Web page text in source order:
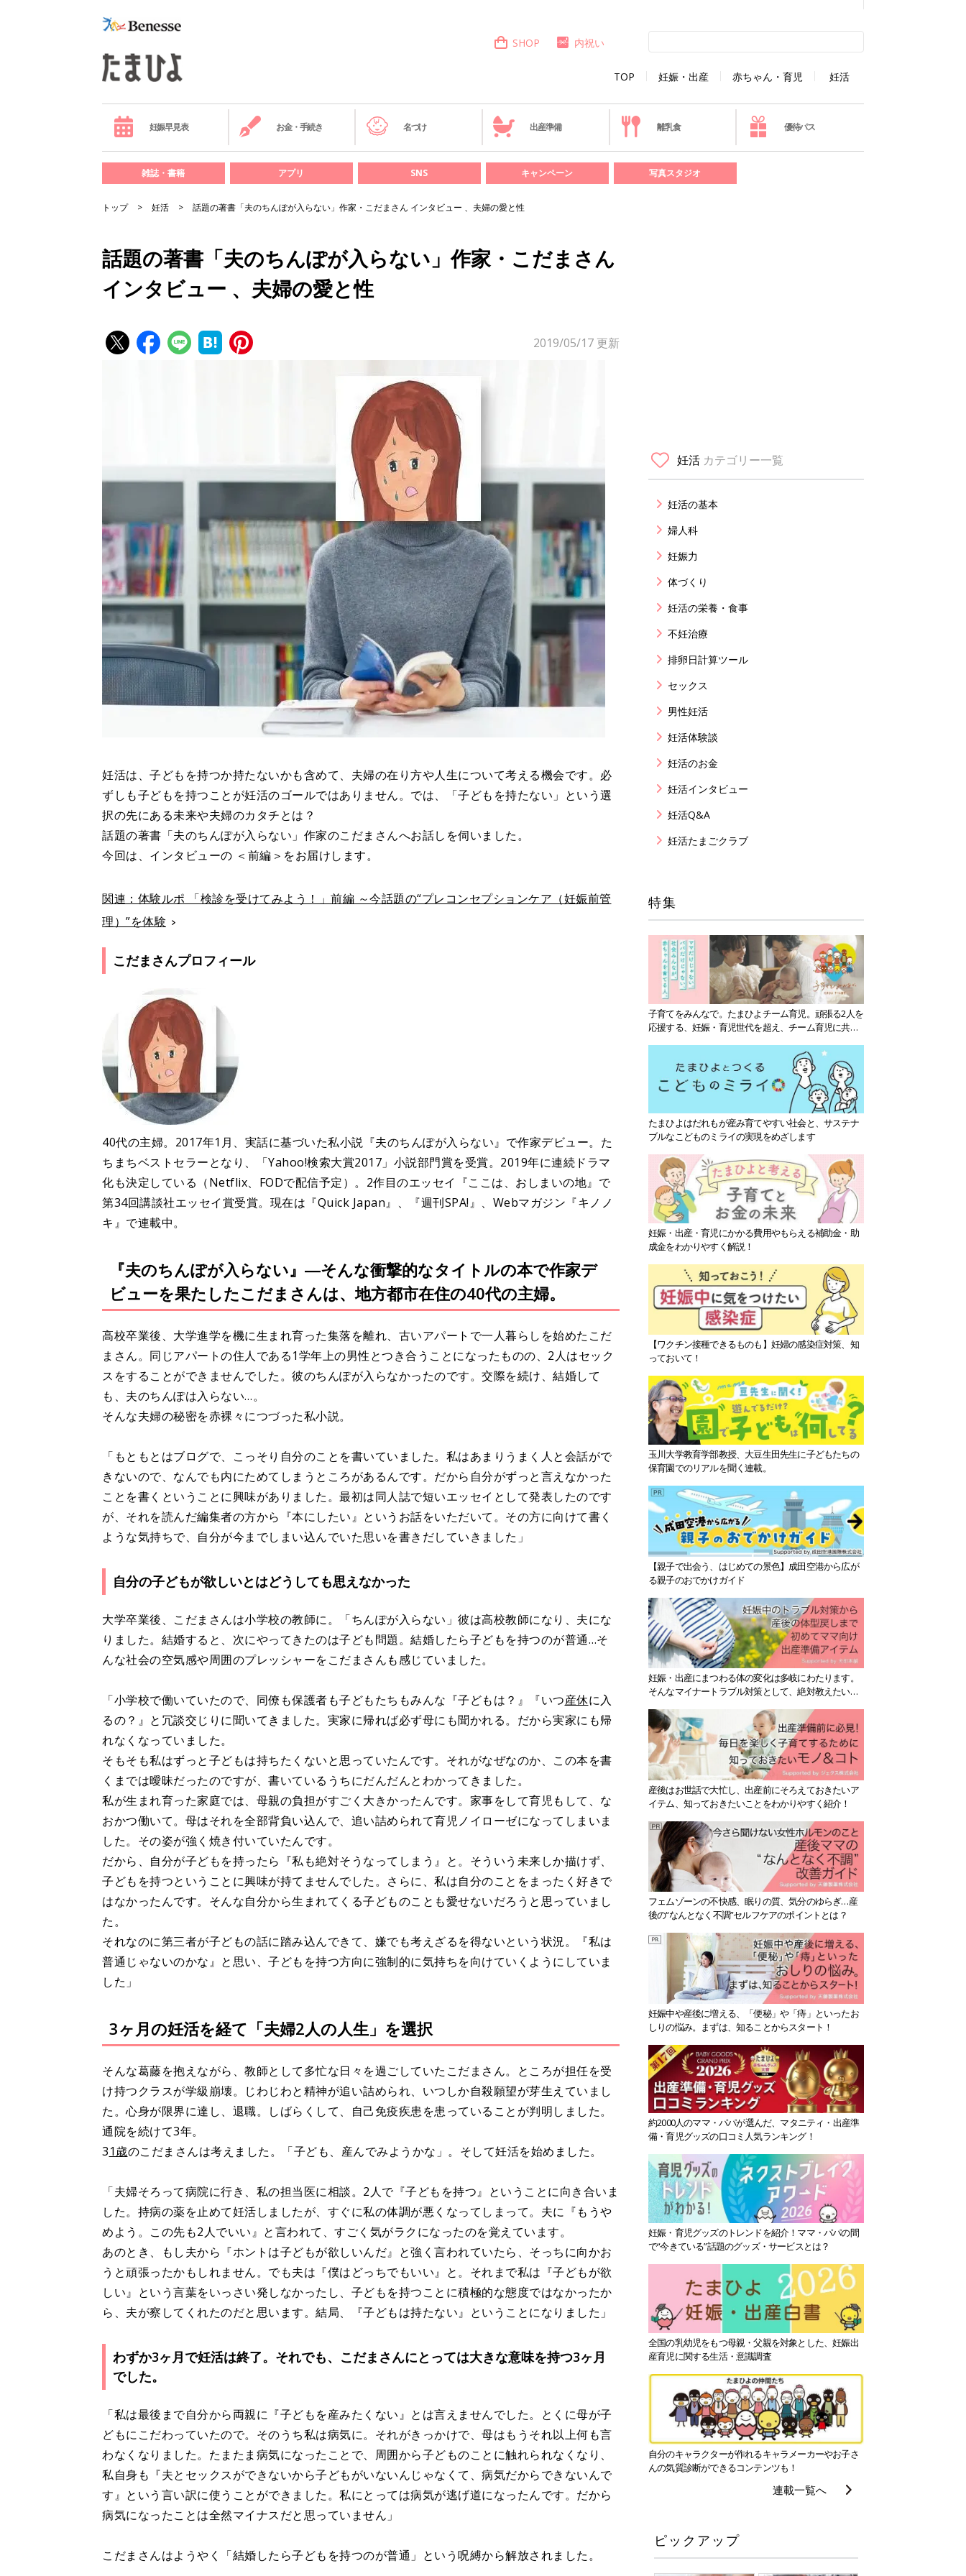
TOP 妊娠・出産 赤ちゃん・育児 妊活
SHOP 内祝い
妊娠早見表 お金・手続き 名づけ 出産準備 離乳食 優待パス
雑誌・書籍 アプリ SNS キャンペーン 写真スタジオ
トップ 妊活 話題の著書「夫のちんぽが入らない」作家・こだまさん インタビュー 、夫婦の愛と性
話題の著書「夫のちんぽが入らない」作家・こだまさん
インタビュー 、夫婦の愛と性
2019/05/17 更新
妊活は、子どもを持つか持たないかも含めて、夫婦の在り方や人生について考える機会です。必
ずしも子どもを持つことが妊活のゴールではありません。では、「子どもを持たない」という選
択の先にある未来や夫婦のカタチとは？
話題の著書「夫のちんぽが入らない」作家のこだまさんへお話しを伺いました。
今回は、インタビューの ＜前編＞をお届けします。
関連：体験ルポ 「検診を受けてみよう！」前編 ～今話題の“プレコンセプションケア（妊娠前管
理）”を体験
こだまさんプロフィール
40代の主婦。2017年1月、実話に基づいた私小説『夫のちんぽが入らない』で作家デビュー。た
ちまちベストセラーとなり、「Yahoo!検索大賞2017」小説部門賞を受賞。2019年に連続ドラマ
化も決定している（Netflix、FODで配信予定）。2作目のエッセイ『ここは、おしまいの地』で
第34回講談社エッセイ賞受賞。現在は『Quick Japan』、『週刊SPA!』、Webマガジン『キノノ
キ』で連載中。
『夫のちんぽが入らない』―そんな衝撃的なタイトルの本で作家デ
ビューを果たしたこだまさんは、地方都市在住の40代の主婦。
高校卒業後、大学進学を機に生まれ育った集落を離れ、古いアパートで一人暮らしを始めたこだ
まさん。同じアパートの住人である1学年上の男性とつき合うことになったものの、2人はセック
スをすることができませんでした。彼のちんぽが入らなかったのです。交際を続け、結婚して
も、夫のちんぽは入らない…。
そんな夫婦の秘密を赤裸々につづった私小説。
「もともとはブログで、こっそり自分のことを書いていました。私はあまりうまく人と会話がで
きないので、なんでも内にためてしまうところがあるんです。だから自分がずっと言えなかった
ことを書くということに興味がありました。最初は同人誌で短いエッセイとして発表したのです
が、それを読んだ編集者の方から『本にしたい』というお話をいただいて。その方に向けて書く
ような気持ちで、自分が今までしまい込んでいた思いを書きだしていきました」
自分の子どもが欲しいとはどうしても思えなかった
大学卒業後、こだまさんは小学校の教師に。「ちんぽが入らない」彼は高校教師になり、夫にな
りました。結婚すると、次にやってきたのは子ども問題。結婚したら子どもを持つのが普通…そ
んな社会の空気感や周囲のプレッシャーをこだまさんも感じていました。
「小学校で働いていたので、同僚も保護者も子どもたちもみんな『子どもは？』『いつ産休に入
るの？』と冗談交じりに聞いてきました。実家に帰れば必ず母にも聞かれる。だから実家にも帰
れなくなっていました。
そもそも私はずっと子どもは持ちたくないと思っていたんです。それがなぜなのか、この本を書
くまでは曖昧だったのですが、書いているうちにだんだんとわかってきました。
私が生まれ育った家庭では、母親の負担がすごく大きかったんです。家事をして育児もして、な
おかつ働いて。母はそれを全部背負い込んで、追い詰められて育児ノイローゼになってしまいま
した。その姿が強く焼き付いていたんです。
だから、自分が子どもを持ったら『私も絶対そうなってしまう』と。そういう未来しか描けず、
子どもを持つということに興味が持てませんでした。さらに、私は自分のことをまったく好きで
はなかったんです。そんな自分から生まれてくる子どものことも愛せないだろうと思っていまし
た。
それなのに第三者が子どもの話に踏み込んできて、嫌でも考えざるを得ないという状況。『私は
普通じゃないのかな』と思い、子どもを持つ方向に強制的に気持ちを向けていくようにしていま
した」
3ヶ月の妊活を経て「夫婦2人の人生」を選択
そんな葛藤を抱えながら、教師として多忙な日々を過ごしていたこだまさん。ところが担任を受
け持つクラスが学級崩壊。じわじわと精神が追い詰められ、いつしか自殺願望が芽生えていまし
た。心身が限界に達し、退職。しばらくして、自己免疫疾患を患っていることが判明しました。
通院を続けて3年。
31歳のこだまさんは考えました。「子ども、産んでみようかな」。そして妊活を始めました。
「夫婦そろって病院に行き、私の担当医に相談。2人で『子どもを持つ』ということに向き合いま
した。持病の薬を止めて妊活しましたが、すぐに私の体調が悪くなってしまって。夫に『もうや
めよう。この先も2人でいい』と言われて、すごく気がラクになったのを覚えています。
あのとき、もし夫から『ホントは子どもが欲しいんだ』と強く言われていたら、そっちに向かお
うと頑張ったかもしれません。でも夫は『僕はどっちでもいい』と。それまで私は『子どもが欲
しい』という言葉をいっさい発しなかったし、子どもを持つことに積極的な態度ではなかったか
ら、夫が察してくれたのだと思います。結局、『子どもは持たない』ということになりました」
わずか3ヶ月で妊活は終了。それでも、こだまさんにとっては大きな意味を持つ3ヶ月
でした。
「私は最後まで自分から両親に『子どもを産みたくない』とは言えませんでした。とくに母が子
どもにこだわっていたので。そのうち私は病気に。それがきっかけで、母はもうそれ以上何も言
わなくなりました。たまたま病気になったことで、周囲から子どものことに触れられなくなり、
私自身も『夫とセックスができないから子どもがいないんじゃなくて、病気だからできないんで
す』という言い訳に使うことができました。私にとっては病気が逃げ道になったんです。だから
病気になったことは全然マイナスだと思っていません」
こだまさんはようやく「結婚したら子どもを持つのが普通」という呪縛から解放されました。
妊活 カテゴリー一覧
妊活の基本
婦人科
妊娠力
体づくり
妊活の栄養・食事
不妊治療
排卵日計算ツール
セックス
男性妊活
妊活体験談
妊活のお金
妊活インタビュー
妊活Q&A
妊活たまごクラブ
特集
子育てをみんなで。たまひよチーム育児。頑張る2人を
応援する、妊娠・育児世代を超え、チーム育児に共感
たまひよはだれもが産み育てやすい社会と、サステナ
ブルなこどものミライの実現をめざします
妊娠・出産・育児にかかる費用やもらえる補助金・助
成金をわかりやすく解説！
【ワクチン接種できるものも】妊婦の感染症対策、知
っておいて！
玉川大学教育学部教授、大豆生田先生に子どもたちの
保育園でのリアルを聞く連載。
【親子で出会う、はじめての景色】成田空港から広が
る親子のおでかけガイド
妊娠・出産にまつわる体の変化は多岐にわたります。
そんなマイナートラブル対策として、絶対教えたい！
産後はお世話で大忙し、出産前にそろえておきたいア
イテム、知っておきたいことをわかりやすく紹介！
フェムゾーンの不快感、眠りの質、気分のゆらぎ…産
後の“なんとなく不調”セルフケアのポイントとは？
妊娠中や産後に増える、「便秘」や「痔」といったお
しりの悩み。まずは、知ることからスタート！
約2000人のママ・パパが選んだ、マタニティ・出産準
備・育児グッズの口コミ人気ランキング！
妊娠・育児グッズのトレンドを紹介！ママ・パパの間
で“今きている”話題のグッズ・サービスとは？
全国の乳幼児をもつ母親・父親を対象とした、妊娠出
産育児に関する生活・意識調査
自分のキャラクターが作れるキャラメーカーやお子さ
んの気質診断ができるコンテンツも！
連載一覧へ
ピックアップ